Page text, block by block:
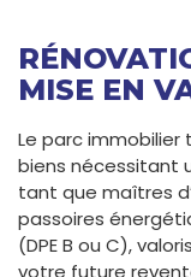
MISE EN
Le parc
biens nécessitant
tant que maîtres
passoires
(DPE B ou C),
votre future